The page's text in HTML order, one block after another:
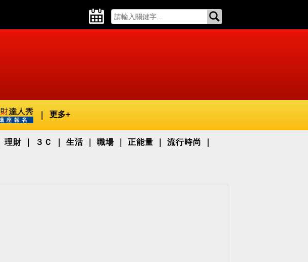
更多+
理財 ３Ｃ 生活 職場 正能量 流行時尚